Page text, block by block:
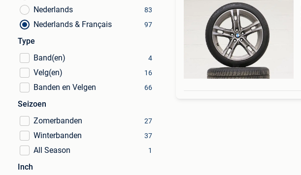
Nederlands 83
Nederlands & Français 97
Type
Band(en)
4
Velg(en) 16
Banden en Velgen 66
Seizoen
Zomerbanden
27
Winterbanden 37
All Season 1
Inch